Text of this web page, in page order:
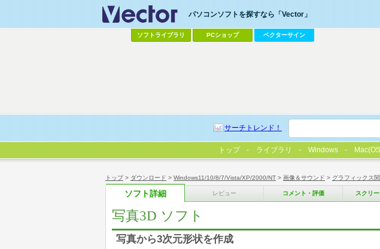
トップ> ダウンロード > Windows11/10/8/7/Vista/XP/2000/NT > 画像＆サウンド > グラフィックス
ソフト詳細 レビュー コメント・評価 スクリ
写真3D ソフト
写真から3次元形状を作成
パソコンソフトを探すなら「Vector」
ソフトライブラリ PCショップ ベクターサイン
サーチトレンド！
トップ ライブラリ Windows